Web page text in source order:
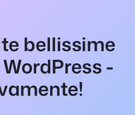
bellissime
-